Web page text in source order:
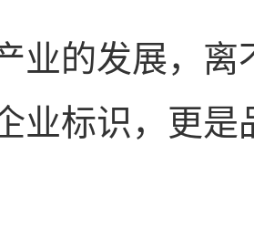
业的发展，
业标识，更是